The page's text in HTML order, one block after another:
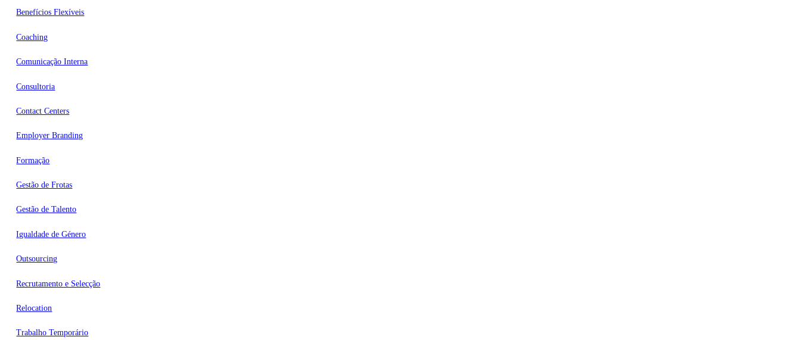
Benefícios Flexíveis
Coaching
Comunicação Interna
Consultoria
Contact Centers
Employer Branding
Formação
Gestão de Frotas
Gestão de Talento
Igualdade de Género
Outsourcing
Recrutamento e Selecção
Relocation
Trabalho Temporário